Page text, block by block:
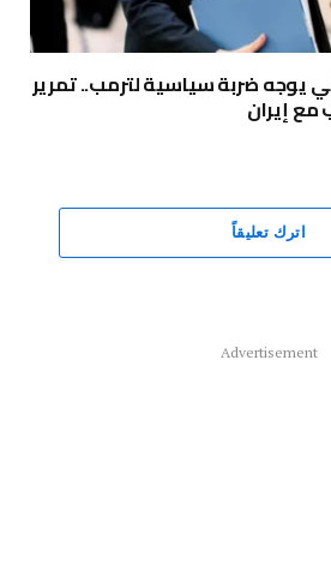
يوجه ضربة سياسية لترمب.. تمرير
مع إيران
اترك تعليقاً
Advertisement